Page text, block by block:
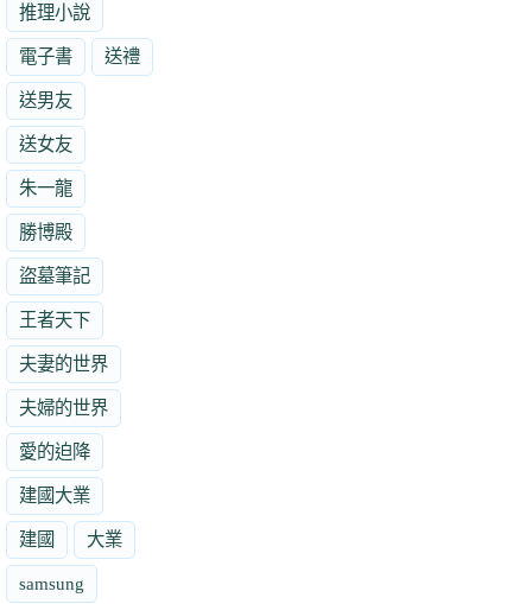
推理小說
電子書 送禮
送男友
送女友
朱一龍
勝博殿
盜墓筆記
王者天下
夫妻的世界
夫婦的世界
愛的迫降
建國大業
建國 大業
samsung